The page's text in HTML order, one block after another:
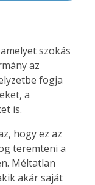
szokás
az
fogja
a
is.
hogy ez az
teremteni a
Méltatlan
akár saját